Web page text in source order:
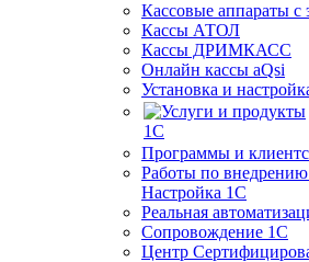
Кассовые аппараты с
Кассы АТОЛ
Кассы ДРИМКАСС
Онлайн кассы aQsi
Установка и
Программы и
Работы по
Настройка 1С
Реальная
Сопровождение 1С
Центр